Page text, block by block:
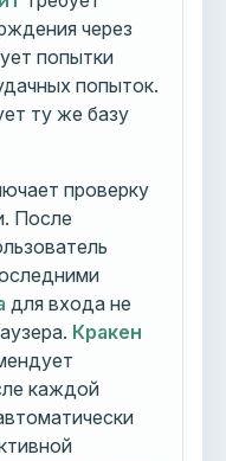
через
попытки
попыток.
ту же базу
проверку
После
для входа не
Кракен
каждой